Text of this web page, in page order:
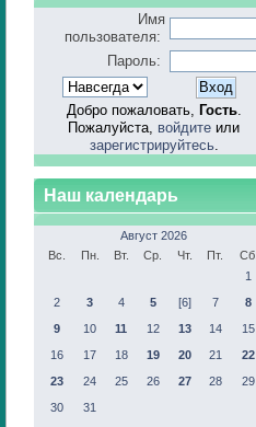
Имя
пользователя:
Пароль:
Добро пожаловать, Гость.
Пожалуйста, войдите или
зарегистрируйтесь.
Наш календарь
Август 2026
Вс.
Пн. Вт. Ср. Чт. Пт.
Сб.
1
2
3 4 5 [6] 7
8
9
10 11 12 13 14
15
16
17 18 19 20 21
22
23
24 25 26 27 28
29
30
31